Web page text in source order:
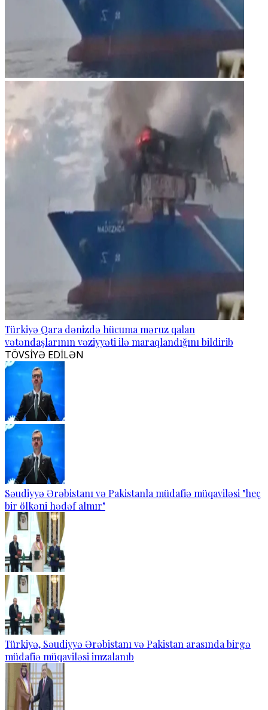
Türkiyə Qara dənizdə hücuma məruz qalan
vətəndaşlarının vəziyyəti ilə maraqlandığını bildirib
TÖVSİYƏ EDİLƏN
Səudiyyə Ərəbistanı və Pakistanla müdafiə müqaviləsi "heç
bir ölkəni hədəf almır"
Türkiyə, Səudiyyə Ərəbistanı və Pakistan arasında birgə
müdafiə müqaviləsi imzalanıb